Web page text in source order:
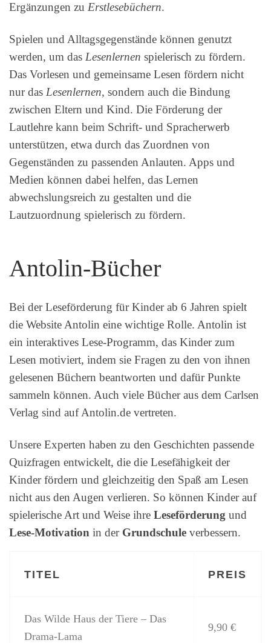
Ergänzungen zu Erstlesebüchern.
Spielen und Alltagsgegenstände können genutzt
werden, um das Lesenlernen spielerisch zu fördern.
Das Vorlesen und gemeinsame Lesen fördern nicht
nur das Lesenlernen, sondern auch die Bindung
zwischen Eltern und Kind. Die Förderung der
Lautlehre kann beim Schrift- und Spracherwerb
unterstützen, etwa durch das Zuordnen von
Gegenständen zu passenden Anlauten. Apps und
Medien können dabei helfen, das Lernen
abwechslungsreich zu gestalten und die
Lautzuordnung spielerisch zu fördern.
Antolin-Bücher
Bei der Leseförderung für Kinder ab 6 Jahren spielt
die Website Antolin eine wichtige Rolle. Antolin ist
ein interaktives Lese-Programm, das Kinder zum
Lesen motiviert, indem sie Fragen zu den von ihnen
gelesenen Büchern beantworten und dafür Punkte
sammeln können. Auch viele Bücher aus dem Carlsen
Verlag sind auf Antolin.de vertreten.
Unsere Experten haben zu den Geschichten passende
Quizfragen entwickelt, die die Lesefähigkeit der
Kinder fördern und gleichzeitig den Spaß am Lesen
nicht aus den Augen verlieren. So können Kinder auf
spielerische Art und Weise ihre Leseförderung und
Lese-Motivation in der Grundschule verbessern.
TITEL PREIS
Das Wilde Haus der Tiere – Das
Drama-Lama
9,90 €